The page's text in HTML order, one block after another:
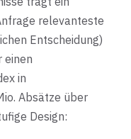
relevanteste
Entscheidung)
einen
in
Absätze über
Design: